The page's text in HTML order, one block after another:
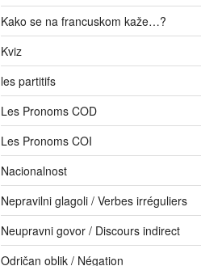
Kako se na francuskom kaže…?
Kviz
les partitifs
Les Pronoms COD
Les Pronoms COI
Nacionalnost
Nepravilni glagoli / Verbes irréguliers
Neupravni govor / Discours indirect
Odričan oblik / Négation